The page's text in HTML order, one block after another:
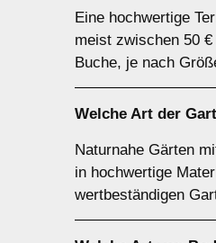
Eine hochwertige
meist zwischen 50
Buche, je nach
Welche Art der
Naturnahe Gärten
in hochwertige
wertbeständigen